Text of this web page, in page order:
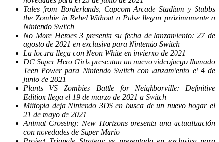
Tales from Borderlands, Capcom Arcade Stadium y Stubbs
the Zombie in Rebel Without a Pulse llegan próximamente a
Nintendo Switch
No More Heroes 3 presenta su fecha de lanzamiento: 27 de
agosto de 2021 en exclusiva para Nintendo Switch
La locura llega con Neon White en invierno de 2021
DC Super Hero Girls presentan un nuevo videojuego llamado
Teen Power para Nintendo Switch con lanzamiento el 4 de
junio de 2021
Plants VS Zombies Battle for Neighborville: Definitive
Edition llega el 19 de marzo de 2021 a Switch
Miitopia deja Nintendo 3DS en busca de un nuevo hogar el
21 de mayo de 2021
Animal Crossing: New Horizons presenta una actualización
con novedades de Super Mario